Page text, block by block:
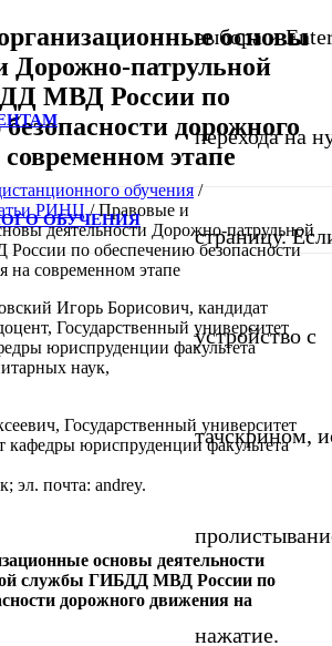
ОБУЧЕНИЯ
выбора и
перехода на
страницу.
устройство с
тачскрином,
нажатие.
основы
Дорожно-патрульной
МВД России по
дорожного
этапе
обучения /
РИНЦ/Правовые и
деятельности Дорожно-патрульной
по обеспечению безопасности
на современном этапе
Игорь Борисович, кандидат
Государственный университет
юриспруденции факультета
наук,
Государственный университет
кафедры юриспруденции факультета
эл. почта: andrey.
основы деятельности
службы ГИБДД МВД России по
дорожного движения на